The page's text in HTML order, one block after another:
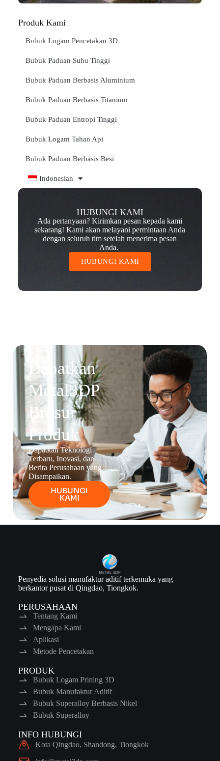
Produk Kami
Bubuk Logam Pencetakan 3D
Bubuk Paduan Suhu Tinggi
Bubuk Paduan Berbasis Aluminium
Bubuk Paduan Berbasis Titanium
Bubuk Paduan Entropi Tinggi
Bubuk Logam Tahan Api
Bubuk Paduan Berbasis Besi
Indonesian
HUBUNGI KAMI
Ada pertanyaan? Kirimkan pesan kepada kami
sekarang! Kami akan melayani permintaan Anda
dengan seluruh tim setelah menerima pesan
Anda.
HUBUNGI KAMI
Dapatkan
Metal3DP
Brosur
Produk
Dapatkan Teknologi
Terbaru, Inovasi, dan
Berita Perusahaan yang
Disampaikan.
HUBUNGI
KAMI
Penyedia solusi manufaktur aditif terkemuka yang
berkantor pusat di Qingdao, Tiongkok.
PERUSAHAAN
Tentang Kami
Mengapa Kami
Aplikasi
Metode Pencetakan
PRODUK
Bubuk Logam Prining 3D
Bubuk Manufaktur Aditif
Bubuk Superalloy Berbasis Nikel
Bubuk Superalloy
INFO HUBUNGI
Kota Qingdao, Shandong, Tiongkok